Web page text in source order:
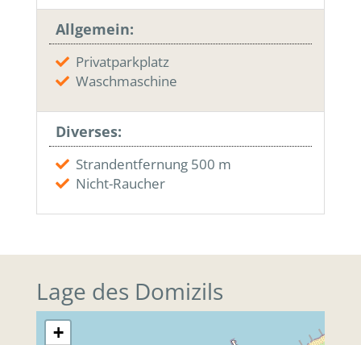
Allgemein:
Privatparkplatz
Waschmaschine
Diverses:
Strandentfernung 500 m
Nicht-Raucher
Lage des Domizils
+